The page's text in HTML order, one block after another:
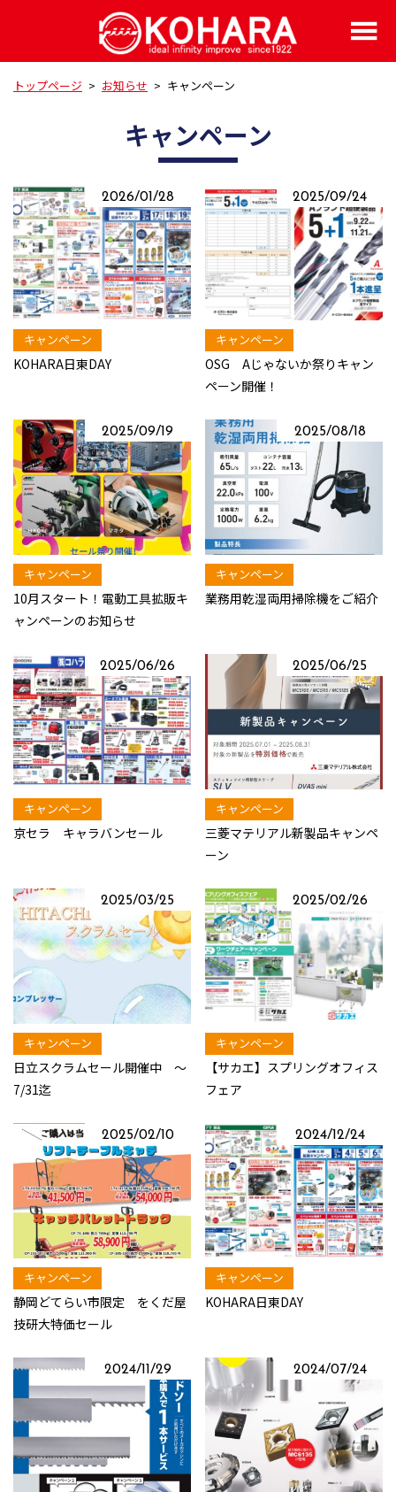
トップページ > お知らせ > キャンペーン
キャンペーン
2026/01/28
キャンペーン
KOHARA日東DAY
2025/09/24
キャンペーン
OSG Aじゃないか祭りキャン
ペーン開催！
2025/09/19
キャンペーン
10月スタート！電動工具拡販キ
ャンペーンのお知らせ
2025/08/18
キャンペーン
業務用乾湿両用掃除機をご紹介
2025/06/26
キャンペーン
京セラ キャラバンセール
2025/06/25
キャンペーン
三菱マテリアル新製品キャンペ
ーン
2025/03/25
キャンペーン
日立スクラムセール開催中 ～
7/31迄
2025/02/26
キャンペーン
【サカエ】スプリングオフィス
フェア
2025/02/10
キャンペーン
静岡どてらい市限定 をくだ屋
技研大特価セール
2024/12/24
キャンペーン
KOHARA日東DAY
2024/11/29 2024/07/24